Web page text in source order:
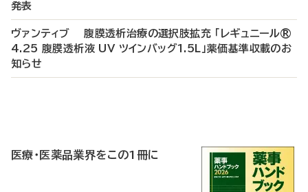
発表
ヴァンティブ 腹膜透析治療の選択肢拡充 「レギュニール®
4.25 腹膜透析液 UV ツインバッグ1.5L」薬価基準収載のお
知らせ
医療・医薬品業界をこの1冊に